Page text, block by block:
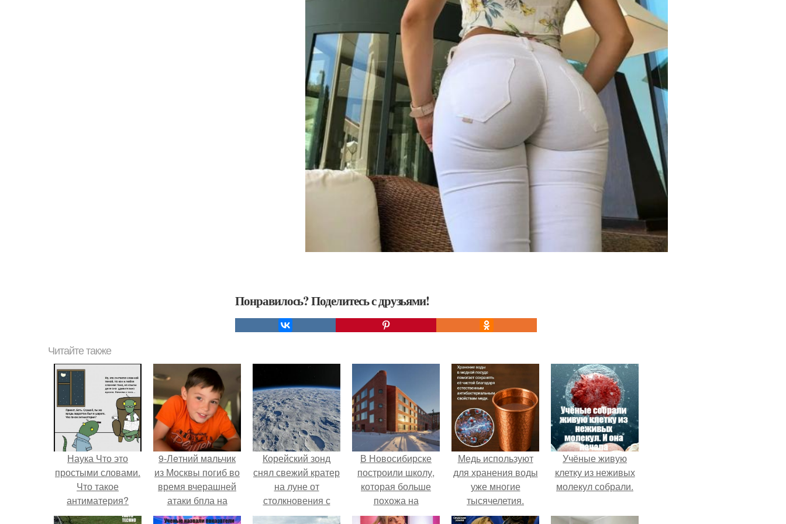
Понравилось? Поделитесь с друзьями!
Читайте также
Наука Что это
простыми словами.
Что такое
антиматерия?
9-Лeтний мaльчик
из Москвы погиб во
время вчерашней
атаки бпла на
пляже под
Корейский зонд
снял свежий кратер
на луне от
столкновения с
обломком Falcon 9.
В Новосибирске
построили школу,
которая больше
похожа на
американский
Медь используют
для хранения воды
уже многие
тысячелетия.
Учёные живую
клетку из неживых
молекул собрали.